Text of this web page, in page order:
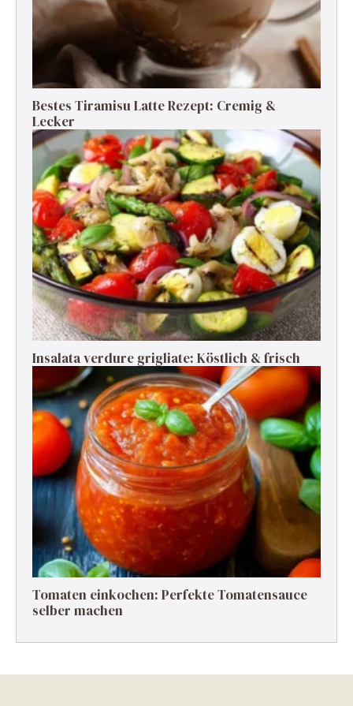
Bestes Tiramisu Latte Rezept: Cremig &
Lecker
Insalata verdure grigliate: Köstlich & frisch
Tomaten einkochen: Perfekte Tomatensauce
selber machen